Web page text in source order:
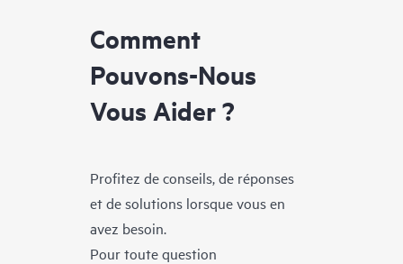
Comment
Pouvons-Nous
Vous Aider ?
Profitez de conseils, de réponses
et de solutions lorsque vous en
avez besoin.
Pour toute question